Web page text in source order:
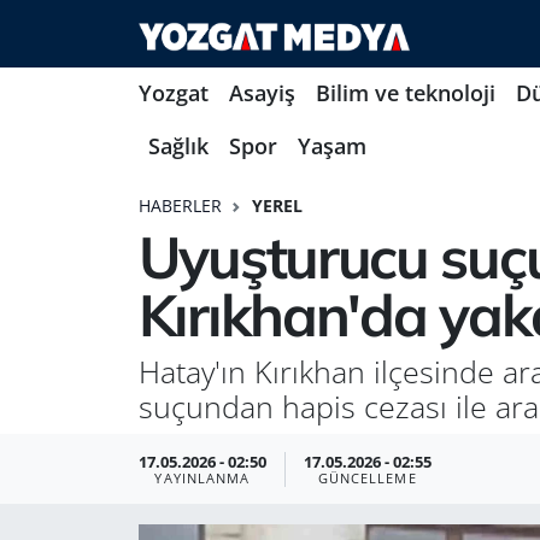
Yozgat Asayiş Bilim ve teknoloji
Sağlık
Spor Yaşam
HABERLER YEREL
Uyuşturucu
Kırıkhan'da
Hatay'ın Kırıkhan ilçesinde
suçundan hapis cezası ile
17.05.2026 - 02:50
YAYINLANMA
17.05.2026 - 02:55
GÜNCELLEME